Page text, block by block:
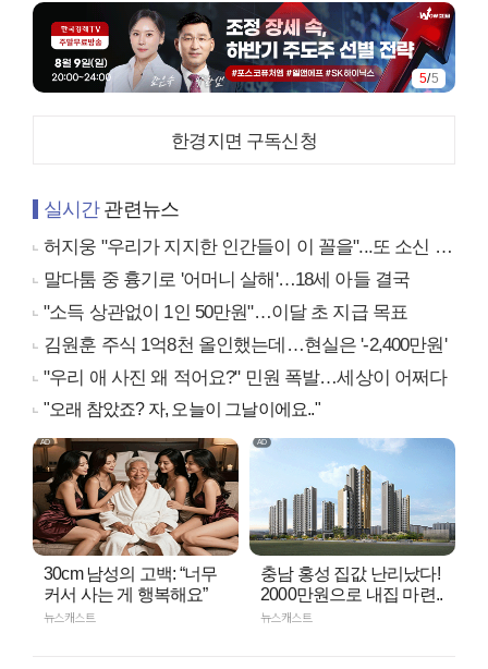
5/5
한경지면 구독신청
실시간관련뉴스
허지웅 "우리가 지지한 인간들이 이 꼴을"...또 소신 발언
말다툼 중 흉기로 '어머니 살해'…18세 아들 결국
"소득 상관없이 1인 50만원"…이달 초 지급 목표
김원훈 주식 1억8천 올인했는데…현실은 '-2,400만원'
"우리 애 사진 왜 적어요?" 민원 폭발…세상이 어쩌다
"오래 참았죠? 자, 오늘이 그날이에요.."
30cm 남성의 고백: “너무
커서 사는 게 행복해요”
뉴스캐스트
충남 홍성 집값 난리났다!
2000만원으로 내집 마련..
뉴스캐스트